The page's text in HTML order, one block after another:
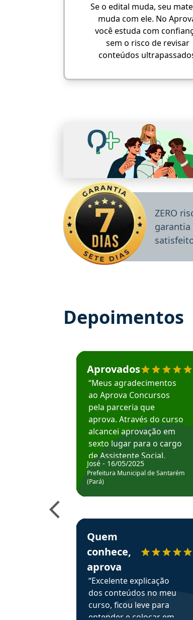
Se o edital muda, seu
muda com ele. No
você estuda com
sem o risco de revisar
conteúdos
ZERO
garantia
Depoimentos
Estudante José recomenda o
Aprovados
“Meus agradecimentos
ao Aprova Concursos
pela parceria que
aprova. Através do curso
alcancei aprovação em
sexto lugar para o cargo
de Assistente Social.
Hoje estou atuando na
Prefeitura de Santarém.
José - 16/05/2025
Prefeitura Municipal de Santarém
(Pará)
Estudante Elais recomenda o
Quem
conhece,
aprova
“Excelente explicação
dos conteúdos no meu
curso, ficou leve para
entender e colocar em